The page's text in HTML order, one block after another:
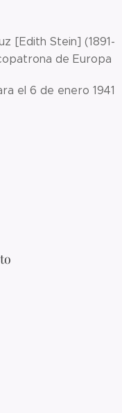
[Edith Stein] (1891-
de Europa
el 6 de enero 1941